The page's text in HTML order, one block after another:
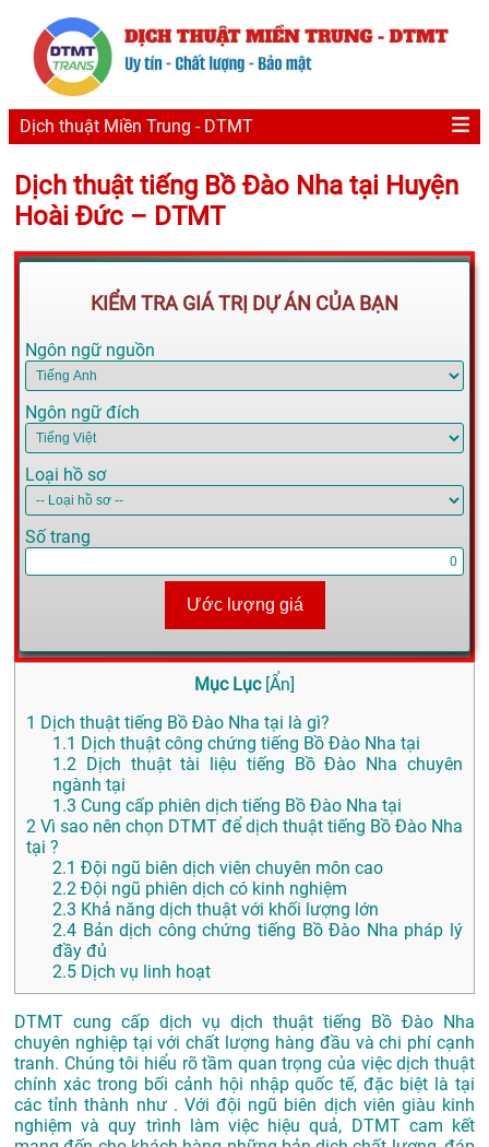
Dịch thuật Miền Trung - DTMT
Dịch thuật tiếng Bồ Đào Nha tại Huyện
Hoài Đức – DTMT
KIỂM TRA GIÁ TRỊ DỰ ÁN CỦA BẠN
Ngôn ngữ nguồn
Ngôn ngữ đích
Loại hồ sơ
Số trang
Ước lượng giá
Mục Lục [Ẩn]
1 Dịch thuật tiếng Bồ Đào Nha tại là gì?
1.1 Dịch thuật công chứng tiếng Bồ Đào Nha tại
1.2 Dịch thuật tài liệu tiếng Bồ Đào Nha chuyên
ngành tại
1.3 Cung cấp phiên dịch tiếng Bồ Đào Nha tại
2 Vì sao nên chọn DTMT để dịch thuật tiếng Bồ Đào Nha
tại ?
2.1 Đội ngũ biên dịch viên chuyên môn cao
2.2 Đội ngũ phiên dịch có kinh nghiệm
2.3 Khả năng dịch thuật với khối lượng lớn
2.4 Bản dịch công chứng tiếng Bồ Đào Nha pháp lý
đầy đủ
2.5 Dịch vụ linh hoạt
DTMT cung cấp dịch vụ dịch thuật tiếng Bồ Đào Nha
chuyên nghiệp tại với chất lượng hàng đầu và chi phí cạnh
tranh. Chúng tôi hiểu rõ tầm quan trọng của việc dịch thuật
chính xác trong bối cảnh hội nhập quốc tế, đặc biệt là tại
các tỉnh thành như . Với đội ngũ biên dịch viên giàu kinh
nghiệm và quy trình làm việc hiệu quả, DTMT cam kết